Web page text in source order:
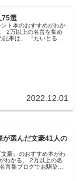
75選
ント本のおすすめがわか
2万以上の名言を集め
事は、 『たいとる』
2022.12.01
が選んだ文豪41人の
文豪』のおすすめ本がわ
わかる。 2万以上の名
言集ブログでお馴染み